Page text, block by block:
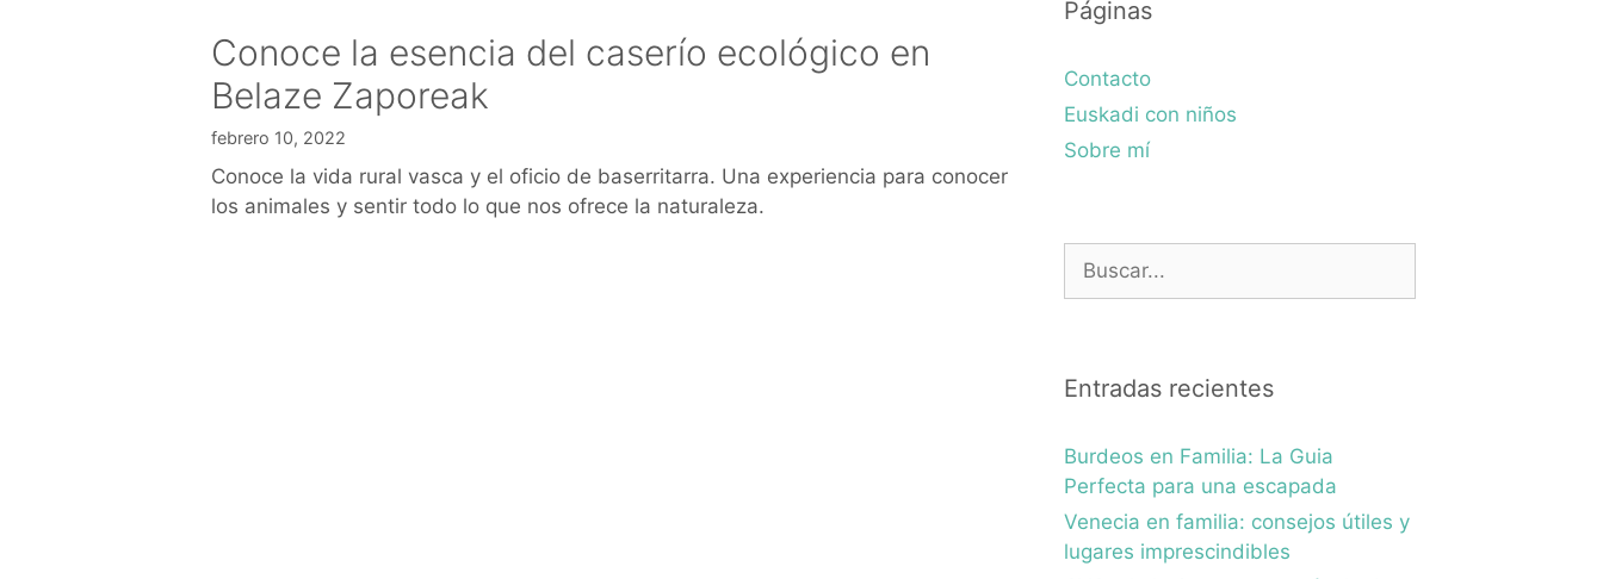
Conoce la esencia del caserío ecológico en
Belaze Zaporeak
febrero 10, 2022
Conoce la vida rural vasca y el oficio de baserritarra. Una experiencia para conocer
los animales y sentir todo lo que nos ofrece la naturaleza.
Páginas
Contacto
Euskadi con niños
Sobre mí
Entradas recientes
Burdeos en Familia: La Guia
Perfecta para una escapada
Venecia en familia: consejos útiles y
lugares imprescindibles